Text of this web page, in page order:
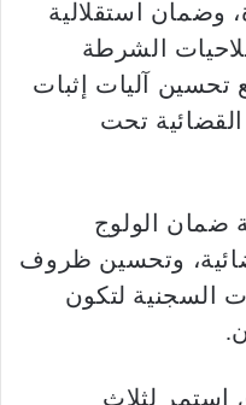
وضمان استقلالية
الشرطة
تحسين آليات إثبات
القضائية تحت
ضمان الولوج
وتحسين ظروف
السجنية لتكون
استمر لثلاث